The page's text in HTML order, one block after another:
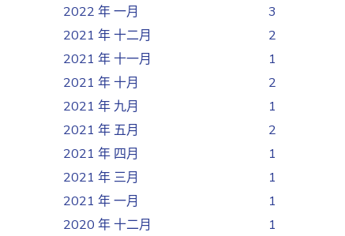
2022 年 一月
3
2021 年 十二月
2
2021 年 十一月
1
2021 年 十月
2
2021 年 九月
1
2021 年 五月
2
2021 年 四月
1
2021 年 三月
1
2021 年 一月
1
2020 年 十二月
1